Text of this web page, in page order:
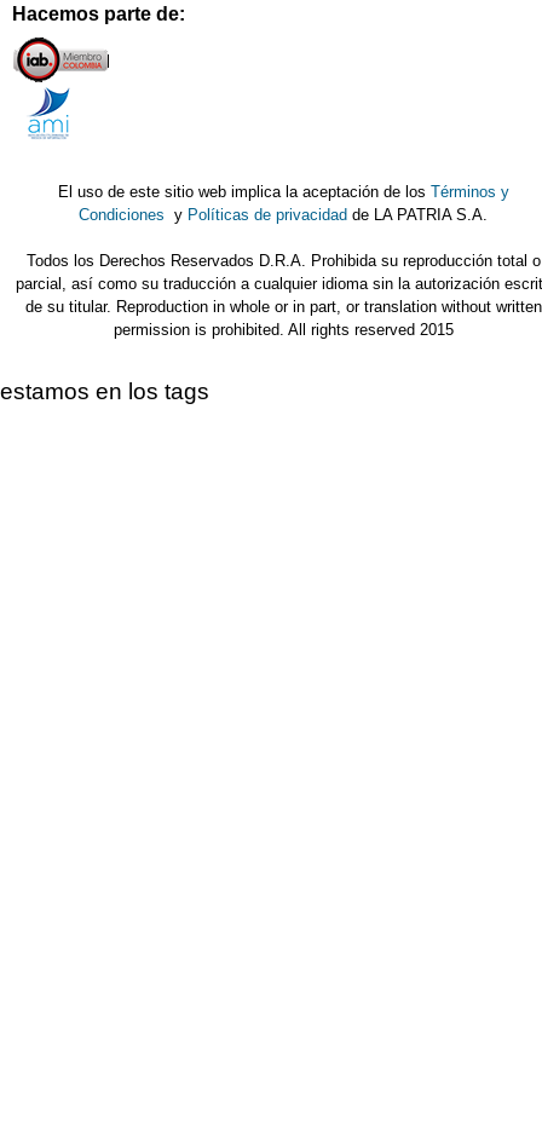
Hacemos parte de:
El uso de este sitio web implica la aceptación de los Términos y
Condiciones y Políticas de privacidad de LA PATRIA S.A.
Todos los Derechos Reservados D.R.A. Prohibida su reproducción total o
parcial, así como su traducción a cualquier idioma sin la autorización
de su titular. Reproduction in whole or in part, or translation without written
permission is prohibited. All rights reserved 2015
estamos en los tags